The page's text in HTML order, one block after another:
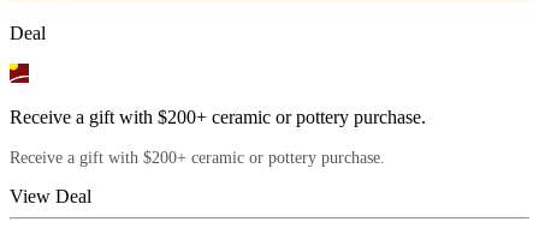
Deal
Receive a gift with $200+ ceramic or pottery purchase.
Receive a gift with $200+ ceramic or pottery purchase.
View Deal